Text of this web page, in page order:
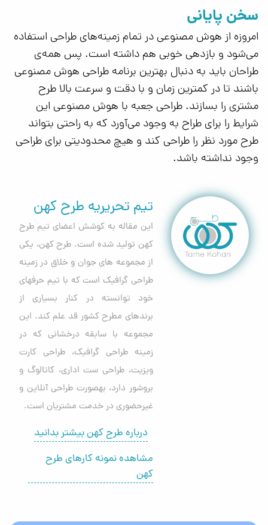
سخن پایانی
امروزه از هوش مصنوعی در تمام زمینه‌های طراحی استفاده
می‌شود و بازدهی خوبی هم داشته است. پس همه‌ی
طراحان باید به دنبال بهترین برنامه طراحی هوش مصنوعی
باشند تا در کمترین زمان و با دقت و سرعت بالا طرح
مشتری را بسازند. طراحی جعبه با هوش مصنوعی این
شرایط را برای طراح به وجود می‌آورد که به راحتی بتواند
طرح مورد نظر را طراحی کند و هیچ محدودیتی برای طراحی
وجود نداشته باشد.
تیم تحریریه طرح کهن
این مقاله به کوشش اعضای تیم طرح
کهن تولید شده است. طرح کهن، یکی
از مجموعه های جوان و خلاق در زمینه
طراحی گرافیک است که با تیم حرفهای
خود توانسته در کنار بسیاری از
برندهای مطرح کشور قد علم کند. این
مجموعه با سابقه درخشانی که در
زمینه طراحی گرافیک، طراحی کارت
ویزیت، طراحی ست اداری، کاتالوگ و
بروشور دارد، بهصورت طراحی آنلاین و
غیرحضوری در خدمت مشتریان است.
درباره طرح کهن بیشتر بدانید
مشاهده نمونه کارهای طرح
کهن